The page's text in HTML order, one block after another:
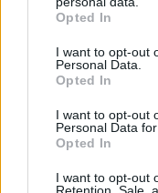
grant or deny
use your data for
consent section.
Opted In
I want to opt-out
Personal Data.
Opted In
I want to opt-out
Personal Data
Opted In
I want to opt-out
Retention, Sale,
A' Νεκροταφείο,
οικογένειά του
06.08.2026, 13:10
Καρχαρίες τίγρεις,
του ωκεανού: Τρώνε
αψηφούν ακόμη και